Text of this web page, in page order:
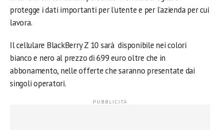
protegge i dati importanti per l’utente e per l’azienda per cui
lavora.
Il cellulare BlackBerry Z 10 sarà disponibile nei colori
bianco e nero al prezzo di 699 euro oltre che in
abbonamento, nelle offerte che saranno presentate dai
singoli operatori.